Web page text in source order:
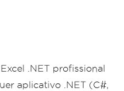
.NET profissional
aplicativo .NET (C#,